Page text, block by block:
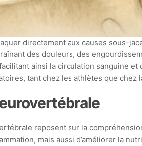
directement aux causes sous-
des douleurs, des
ainsi la circulation sanguine
tant chez les athlètes que chez
reposent sur la
mais aussi d’améliorer la